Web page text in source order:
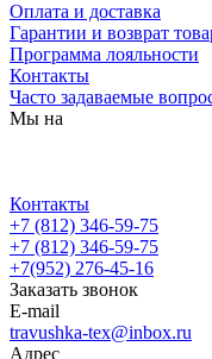
Оплата и доставка
Гарантии и возврат
Программа лояльности
Контакты
Часто задаваемые
Мы на
Контакты
+7 (812) 346-59-75
+7 (812) 346-59-75
+7(952) 276-45-16
Заказать звонок
E-mail
travushka-tex@inbox.ru
Адрес